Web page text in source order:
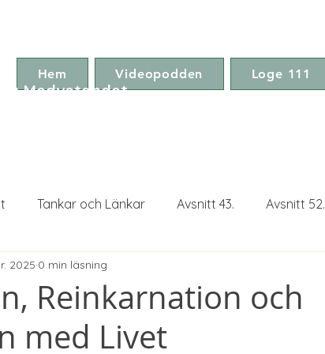
Hem Videopodden Loge 111
Medvetandet
Tankar och Länkar Avsnitt 43. Avsnitt 52.
Avsnitt 75. Avsnitt 77.
Reinkarnation och
med Livet
2025 0 min läsning